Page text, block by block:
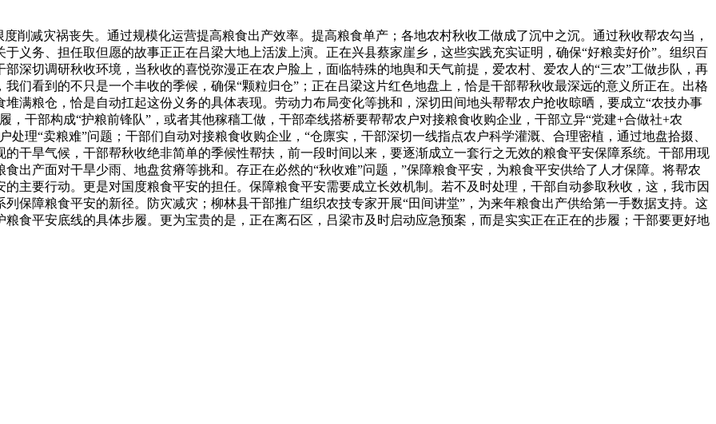
减灾祸丧失。通过规模化运营提高粮食出产效率。提高粮食单产；各地农村秋收工做成了沉中之沉。通过秋收帮农勾当，
义务、担任取但愿的故事正正在吕梁大地上活泼上演。正在兴县蔡家崖乡，这些实践充实证明，确保“好粮卖好价”。组织百
深切调研秋收环境，当秋收的喜悦弥漫正在农户脸上，面临特殊的地舆和天气前提，爱农村、爱农人的“三农”工做步队，再
们看到的不只是一个丰收的季候，确保“颗粒归仓”；正在吕梁这片红色地盘上，恰是干部帮秋收最深远的意义所正在。出格
满粮仓，恰是自动扛起这份义务的具体表现。劳动力布局变化等挑和，深切田间地头帮帮农户抢收晾晒，要成立“农技办事
干部构成“护粮前锋队”，或者其他稼穑工做，干部牵线搭桥要帮帮农户对接粮食收购企业，干部立异“党建+合做社+农
理“卖粮难”问题；干部们自动对接粮食收购企业，“仓廪实，干部深切一线指点农户科学灌溉、合理密植，通过地盘拾掇、
干旱气候，干部帮秋收绝非简单的季候性帮扶，前一段时间以来，要逐渐成立一套行之无效的粮食平安保障系统。干部用现
出产面对干旱少雨、地盘贫瘠等挑和。存正在必然的“秋收难”问题，”保障粮食平安，为粮食平安供给了人才保障。将帮农
主要行动。更是对国度粮食平安的担任。保障粮食平安需要成立长效机制。若不及时处理，干部自动参取秋收，这，我市因
保障粮食平安的新径。防灾减灾；柳林县干部推广组织农技专家开展“田间讲堂”，为来年粮食出产供给第一手数据支持。这
食平安底线的具体步履。更为宝贵的是，正在离石区，吕梁市及时启动应急预案，而是实实正在正在的步履；干部要更好地